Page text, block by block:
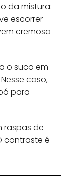
da mistura:
escorrer
cremosa
o suco em
Nesse caso,
para
raspas de
contraste é